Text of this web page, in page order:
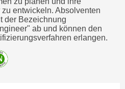
entwickeln. Absolventen
der Bezeichnung
ab und können den
erlangen.